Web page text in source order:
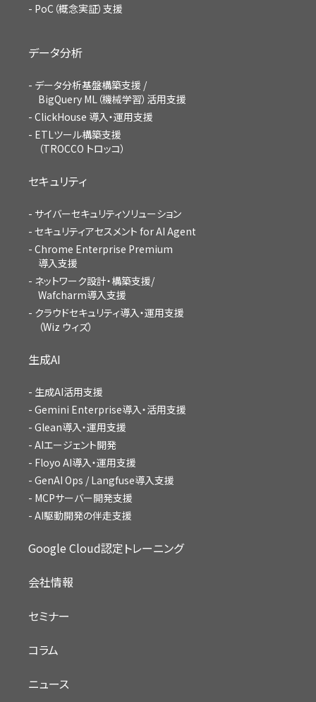
PoC（概念実証）支援
データ分析
データ分析基盤構築支援 /
BigQuery ML（機械学習）活用支援
ClickHouse 導入・運用支援
ETLツール構築支援
（TROCCO トロッコ）
セキュリティ
サイバーセキュリティソリューション
セキュリティアセスメント for AI Agent
Chrome Enterprise Premium
導入支援
ネットワーク設計・構築支援/
Wafcharm導入支援
クラウドセキュリティ導入・運用支援
（Wiz ウィズ）
生成AI
生成AI活用支援
Gemini Enterprise導入・活用支援
Glean導入・運用支援
AIエージェント開発
Floyo AI導入・運用支援
GenAI Ops / Langfuse導入支援
MCPサーバー開発支援
AI駆動開発の伴走支援
Google Cloud認定トレーニング
会社情報
セミナー
コラム
ニュース